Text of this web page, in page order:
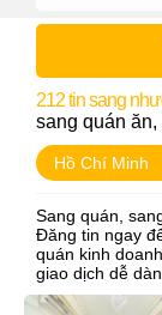
212tin sang
sang quán
Hồ Chí Minh
Sang quán,
Đăng tin ngay
quán kinh
giao dịch dễ